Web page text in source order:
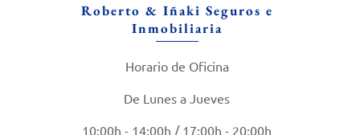
Roberto & Iñaki Seguros e
Inmobiliaria
Horario de Oficina
De Lunes a Jueves
10:00h - 14:00h / 17:00h - 20:00h